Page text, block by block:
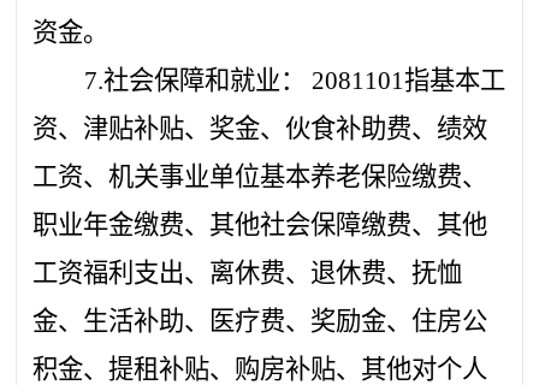
资金。
7.社会保障和就业： 2081101指基本工
资、津贴补贴、奖金、伙食补助费、绩效
工资、机关事业单位基本养老保险缴费、
职业年金缴费、其他社会保障缴费、其他
工资福利支出、离休费、退休费、抚恤
金、生活补助、医疗费、奖励金、住房公
积金、提租补贴、购房补贴、其他对个人